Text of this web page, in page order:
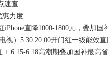
速查
惠力度
iPhone直降1000-1800元，叠加国
视）5.30 20:00开门红一级能效
+ 6.15-6.18高潮期叠加国补最高